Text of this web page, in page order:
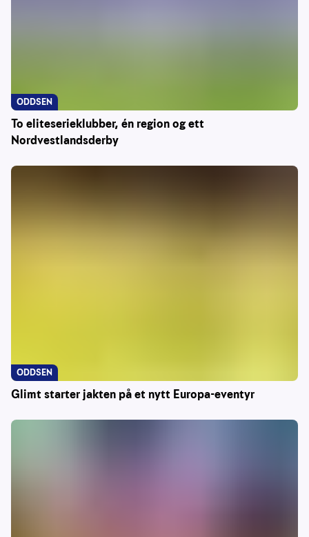
To eliteserieklubber, én region og ett
Nordvestlandsderby
ODDSEN
Glimt starter jakten på et nytt Europa-eventyr
ODDSEN